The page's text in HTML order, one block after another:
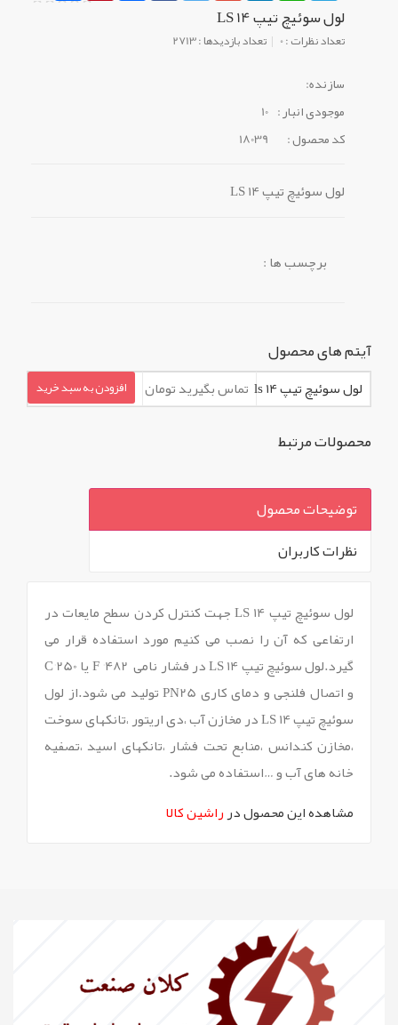
لول سوئیچ تیپ LS 14
تعداد نظرات : 0 تعداد بازدیدها : 2713
سازنده:
موجودی انبار : 10
کد محصول :
18039
لول سوئیچ تیپ LS 14
برچسب ها :
آیتم های محصول
لول سوئیچ تیپ ls 14 تماس بگیرید تومان افزودن به سبد خرید
محصولات مرتبط
توضیحات محصول
نظرات کاربران
لول سوئیچ تیپ LS 14 جهت کنترل کردن سطح مایعات در
ارتفاعی که آن را نصب می کنیم مورد استفاده قرار می
گیرد.لول سوئیچ تیپ LS 14 در فشار نامی 482° F یا 250°C
و اتصال فلنجی و دمای کاری PN25 تولید می شود.از لول
سوئیچ تیپ LS 14 در مخازن آب ،دی اریتور ،تانکهای سوخت
،مخازن کندانس ،منابع تحت فشار ،تانکهای اسید ،تصفیه
خانه های آب و …استفاده می شود.
مشاهده این محصول درراشین کالا